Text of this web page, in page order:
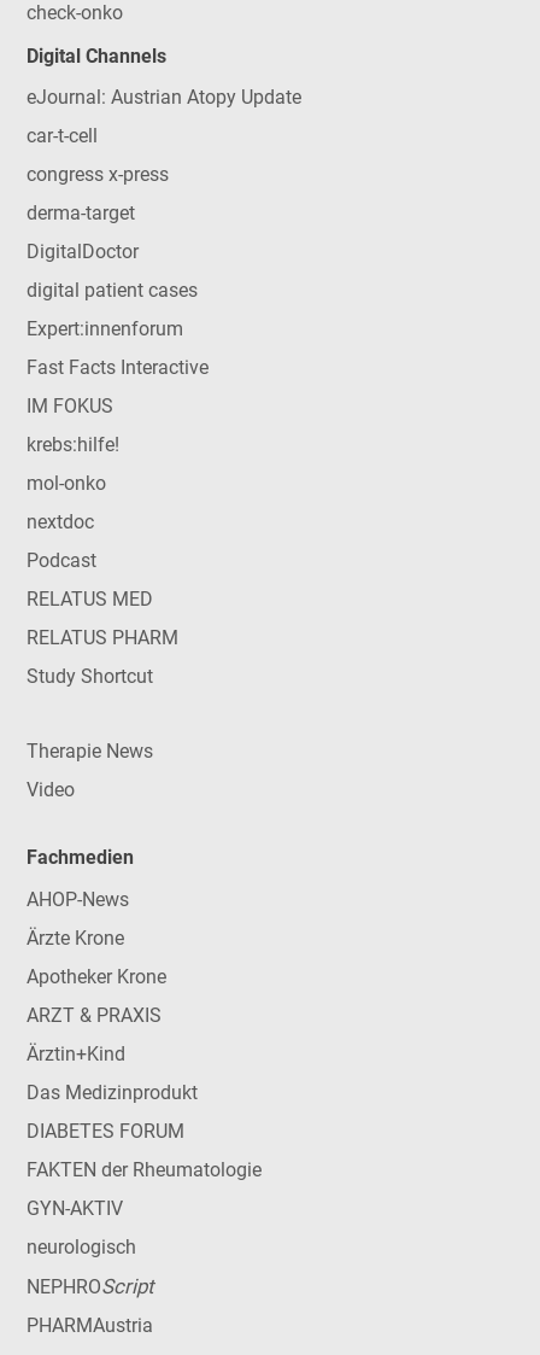
check-onko
Digital Channels
eJournal: Austrian Atopy Update
car-t-cell
congress x-press
derma-target
DigitalDoctor
digital patient cases
Expert:innenforum
Fast Facts Interactive
IM FOKUS
krebs:hilfe!
mol-onko
nextdoc
Podcast
RELATUS MED
RELATUS PHARM
Study Shortcut
Therapie News
Video
Fachmedien
AHOP-News
Ärzte Krone
Apotheker Krone
ARZT & PRAXIS
Ärztin+Kind
Das Medizinprodukt
DIABETES FORUM
FAKTEN der Rheumatologie
GYN-AKTIV
neurologisch
NEPHROScript
PHARMAustria